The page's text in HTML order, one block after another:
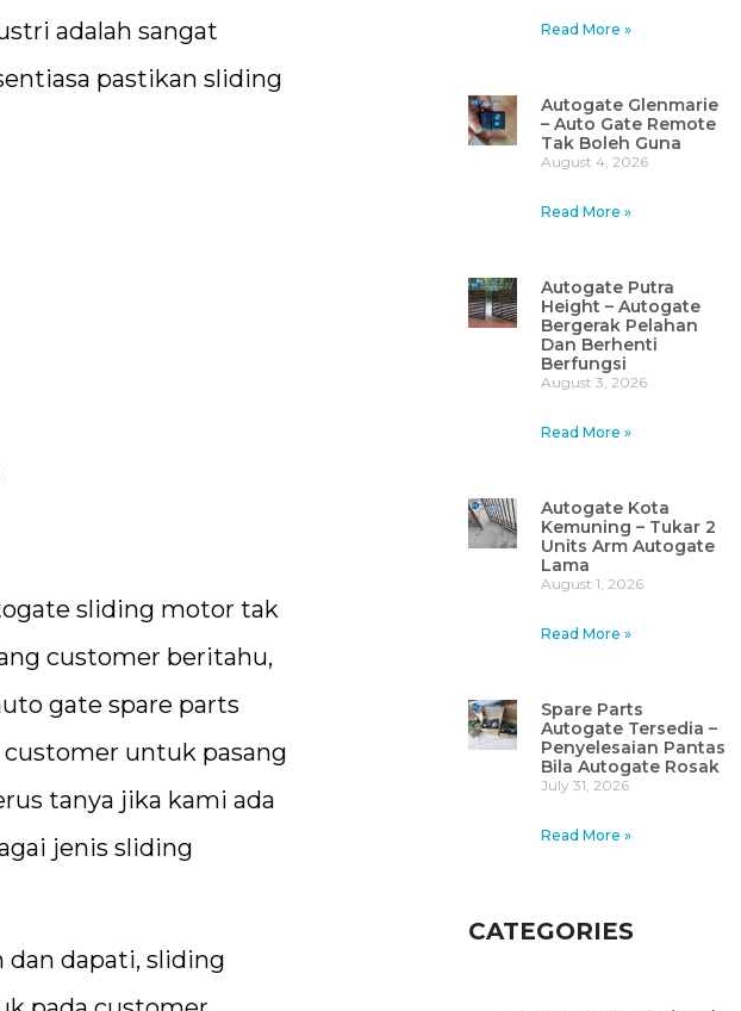
adalah sangat
pastikan sliding
sliding motor tak
customer beritahu,
gate spare parts
untuk pasang
tanya jika kami ada
jenis sliding
dapati, sliding
Read More »
Autogate Glenmarie
– Auto Gate Remote
Tak Boleh Guna
August 4, 2026
Read More »
Autogate Putra
Height – Autogate
Bergerak Pelahan
Dan Berhenti
Berfungsi
August 3, 2026
Read More »
Autogate Kota
Kemuning – Tukar 2
Units Arm Autogate
Lama
August 1, 2026
Read More »
Spare Parts
Autogate Tersedia –
Penyelesaian Pantas
Bila Autogate Rosak
July 31, 2026
Read More »
CATEGORIES